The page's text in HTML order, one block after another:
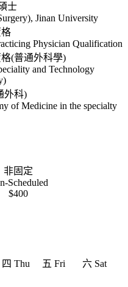
士
Jinan University
Physician Qualification
(普通外科學)
and Technology
外科)
of Medicine in the specialty
非固定
Scheduled
$400
四 Thu 五 Fri 六 Sat